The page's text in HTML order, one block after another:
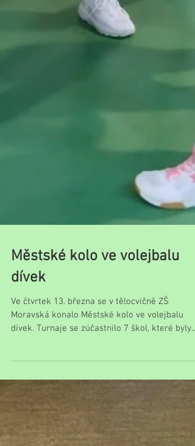
Městské kolo ve volejbalu
dívek